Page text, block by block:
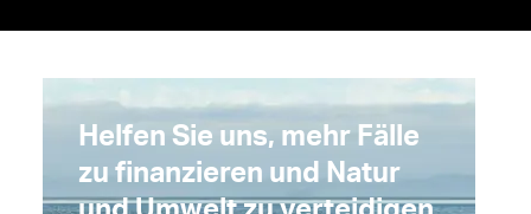
Helfen Sie uns, mehr Fälle
zu finanzieren und Natur